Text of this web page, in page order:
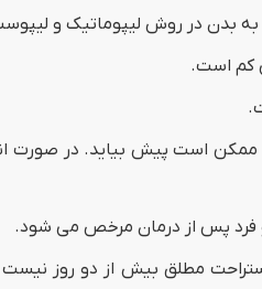
بدن در روش لیپوماتیک و
کم است.
ممکن است پیش بیاید. در صورت
فرد پس از درمان مرخص می شود.
مطلق بیش از دو روز